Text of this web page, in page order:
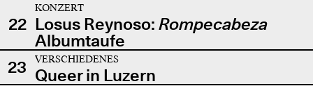
22
KONZERT
Losus Reynoso: Rompecabeza
Albumtaufe
23
VERSCHIEDENES
Queer in Luzern